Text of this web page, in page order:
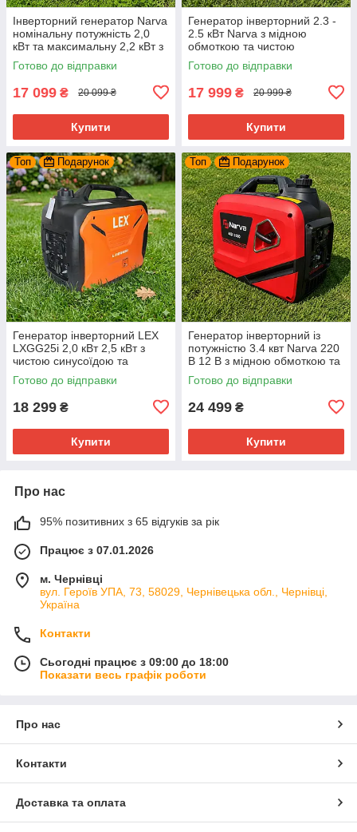
Інверторний генератор Narva
номінальну потужність 2,0
кВт та максимальну 2,2 кВт з
чистою синусоїдою для
котлів
Готово до відправки
17 099 ₴ 20 099 ₴
Купити
Генератор інверторний 2.3 -
2.5 кВт Narva з мідною
обмоткою та чистою
синусоїдою
Готово до відправки
17 999 ₴ 20 999 ₴
Купити
Топ Подарунок
Генератор інверторний LEX
LXGG25i 2,0 кВт 2,5 кВт з
чистою синусоїдою та
мідною обмоткою
Готово до відправки
18 299 ₴
Купити
Топ Подарунок
Генератор інверторний із
потужністю 3.4 квт Narva 220
В 12 В з мідною обмоткою та
чистою синусоїдою
Готово до відправки
24 499 ₴
Купити
Про нас
95% позитивних з 65 відгуків за рік
Працює з 07.01.2026
м. Чернівці
вул. Героїв УПА, 73, 58029, Чернівецька обл., Чернівці,
Україна
Контакти
Сьогодні працює з 09:00 до 18:00
Показати весь графік роботи
Про нас
Контакти
Доставка та оплата